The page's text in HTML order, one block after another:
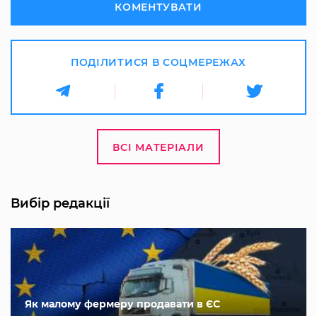
КОМЕНТУВАТИ
ПОДІЛИТИСЯ В СОЦМЕРЕЖАХ
ВСІ МАТЕРІАЛИ
Вибір редакції
Як малому фермеру продавати в ЄС